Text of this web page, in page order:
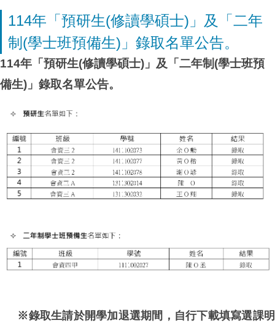
114年「預研生(修讀學碩士)」及「二年
制(學士班預備生)」錄取名單公告。
114年「 預研生(修讀學碩士)」及「二年制(學士班預
備生)」錄取名單公告。
※錄取生請於開學加退選期間，自行下載填寫選課明